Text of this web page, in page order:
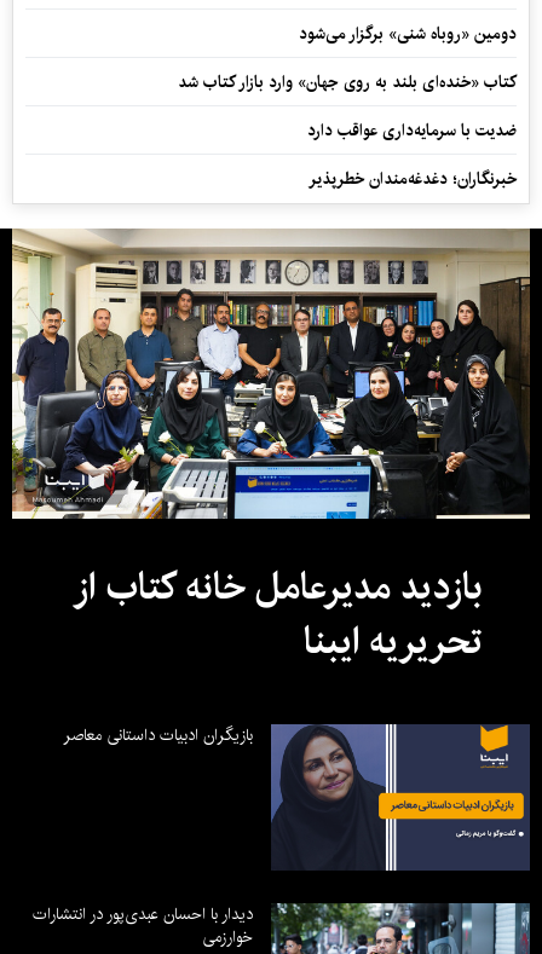
دومین «روباه شنی» برگزار می‌شود
کتاب «خنده‌ای بلند به روی جهان» وارد بازار کتاب شد
ضدیت با سرمایه‌داری عواقب دارد
خبرنگاران؛ دغدغه‌مندان خطرپذیر
بازدید مدیرعامل خانه کتاب از
تحریریه ایبنا
بازیگران ادبیات داستانی معاصر
دیدار با احسان عبدی‌پور در انتشارات
خوارزمی